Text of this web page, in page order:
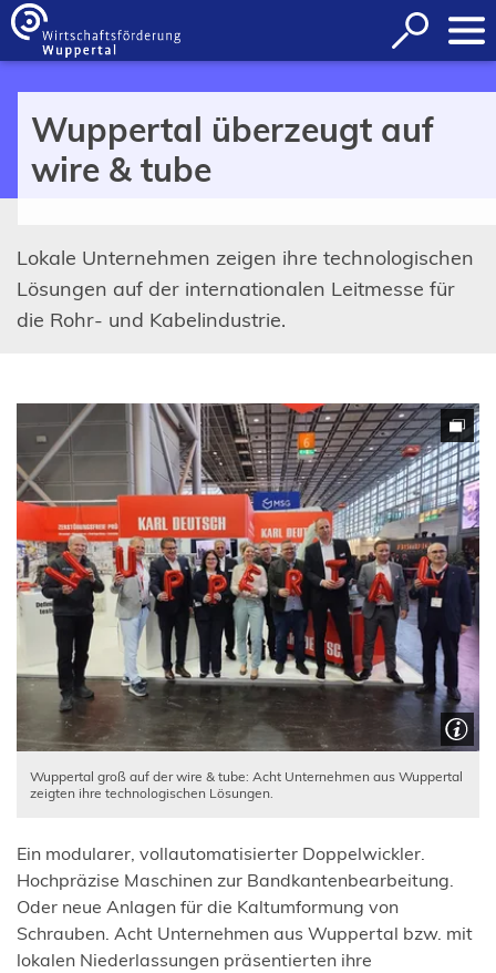
Inhalt anspringen
Suche
öffnen
Wuppertal überzeugt auf
wire & tube
Lokale Unternehmen zeigen ihre technologischen
Lösungen auf der internationalen Leitmesse für
die Rohr- und Kabelindustrie.
Wuppertal groß auf der wire & tube: Acht Unternehmen aus Wuppertal
zeigten ihre technologischen Lösungen.
Ein modularer, vollautomatisierter Doppelwickler.
Hochpräzise Maschinen zur Bandkantenbearbeitung.
Oder neue Anlagen für die Kaltumformung von
Schrauben. Acht Unternehmen aus Wuppertal bzw. mit
lokalen Niederlassungen präsentierten ihre